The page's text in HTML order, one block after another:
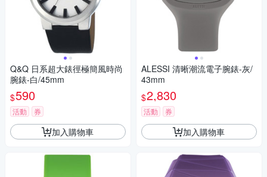
Q&Q 日系超大錶徑極簡風時尚
腕錶-白/45mm
$590
活動 券
加入購物車
ALESSI 清晰潮流電子腕錶-灰/
43mm
$2,830
活動 券
加入購物車